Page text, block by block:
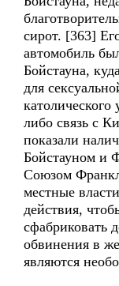
сирот. [363]
автомобиль
Бойстауна,
для
либо связь с
показали
Бойстауном и
Союзом
местные
действия,
сфабриковать
обвинения в
являются